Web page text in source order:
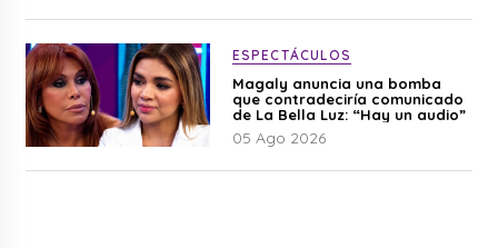
ESPECTÁCULOS
Magaly anuncia una bomba
que contradeciría comunicado
de La Bella Luz: “Hay un audio”
05 Ago 2026